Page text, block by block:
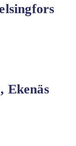
Ekenäs